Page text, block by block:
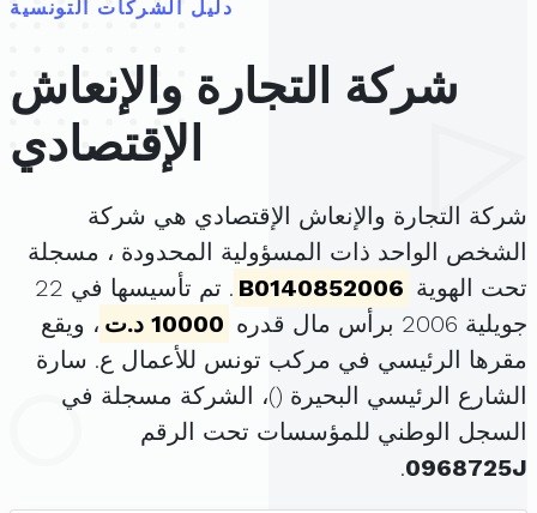
دليل الشركات التونسية
شركة التجارة والإنعاش
الإقتصادي
شركة التجارة والإنعاش الإقتصادي هي شركة
الشخص الواحد ذات المسؤولية المحدودة ، مسجلة
تحت الهوية B0140852006
. تم تأسيسها في 22
جويلية 2006 برأس مال قدره
10000 د.ت
، ويقع
مقرها الرئيسي في مركب تونس للأعمال ع. سارة
الشارع الرئيسي البحيرة ()، الشركة مسجلة في
السجل الوطني للمؤسسات تحت الرقم
0968725J
.